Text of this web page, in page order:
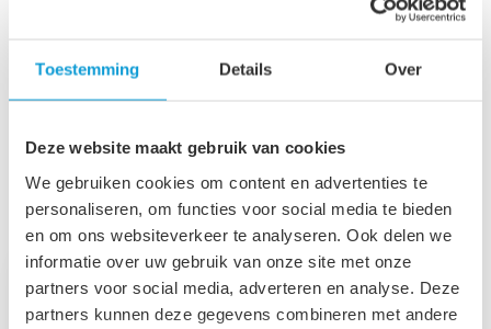
Toestemming Details Over
Deze website maakt gebruik van cookies
We gebruiken cookies om content en advertenties te
personaliseren, om functies voor social media te bieden
en om ons websiteverkeer te analyseren. Ook delen we
informatie over uw gebruik van onze site met onze
partners voor social media, adverteren en analyse. Deze
partners kunnen deze gegevens combineren met andere
Productomschrijving
Recent bekeken